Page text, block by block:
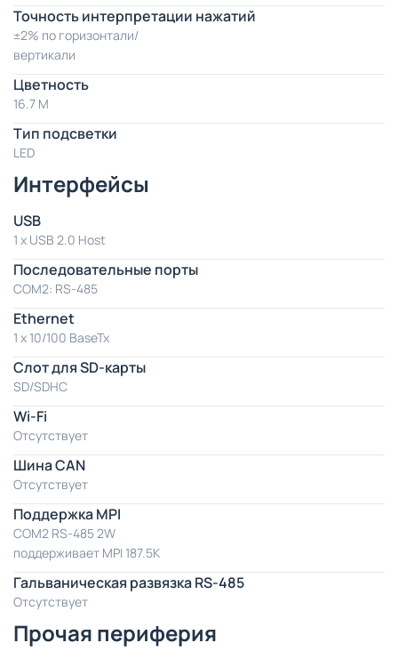
Точность интерпретации нажатий
±2% по горизонтали/
вертикали
Цветность
16.7 M
Тип подсветки
LED
Интерфейсы
USB
1 x USB 2.0 Host
Последовательные порты
COM2: RS-485
Ethernet
1 x 10/100 BaseTx
Слот для SD-карты
SD/SDHC
Wi-Fi
Отсутствует
Шина CAN
Отсутствует
Поддержка MPI
COM2 RS-485 2W
поддерживает MPI 187.5K
Гальваническая развязка RS-485
Отсутствует
Прочая периферия